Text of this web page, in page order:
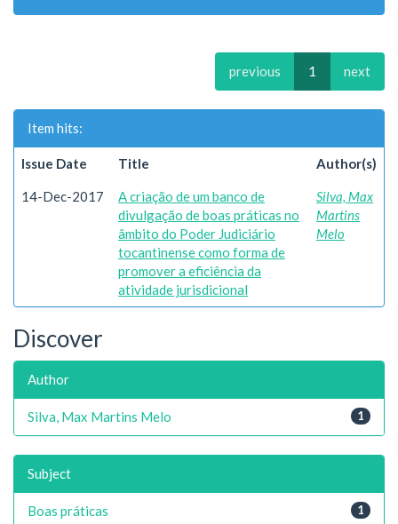
previous 1 next
Item hits:
Issue Date Title Author(s)
14-Dec-2017
A criação de um banco de
divulgação de boas práticas no
âmbito do Poder Judiciário
tocantinense como forma de
promover a eficiência da
atividade jurisdicional
Silva, Max
Martins
Melo
Discover
Author
1
Silva, Max Martins Melo
Subject
1
Boas práticas